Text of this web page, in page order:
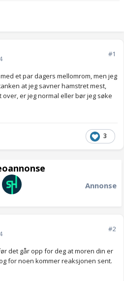
#1
et par dagers mellomrom, men jeg
at jeg savner hamstret mest,
er jeg normal eller bør jeg søke
3
Annonse
#2
det går opp for deg at moren din er
for noen kommer reaksjonen sent.